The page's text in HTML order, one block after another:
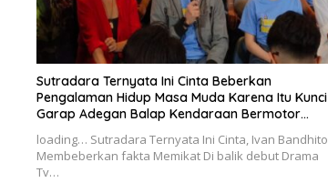
Sutradara Ternyata Ini Cinta Beberkan
Pengalaman Hidup Masa Muda Karena Itu Kunci
Garap Adegan Balap Kendaraan Bermotor
loading… Sutradara Ternyata Ini Cinta, Ivan Bandhito
Membeberkan fakta Memikat Di balik debut Drama
Tv…